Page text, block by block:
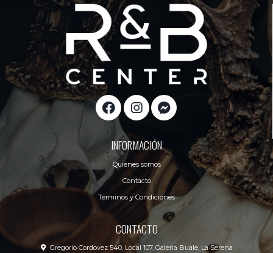
INFORMACIÓN
Quiénes somos
Contacto
Términos y Condiciones
CONTACTO
Gregorio Cordovez 540, Local 107, Galeria Buale, La Serena